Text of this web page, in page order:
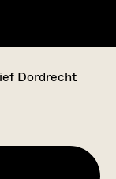
Dordrecht